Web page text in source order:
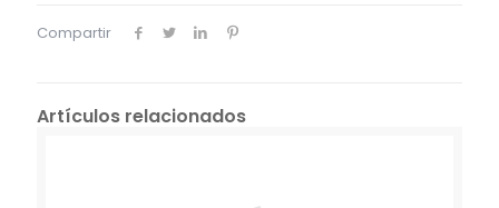
Compartir
Artículos relacionados